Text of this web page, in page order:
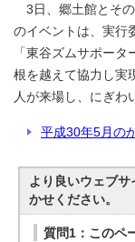
3日、郷土館とその
のイベントは、実行
「東谷ズムサポー
根を越えて協力し実
人が来場し、にぎわ
平成30年5月の
より良いウェブ
かせください。
質問1：このペ